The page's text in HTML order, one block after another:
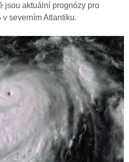
jsou aktuální prognózy pro
severním Atlantiku.